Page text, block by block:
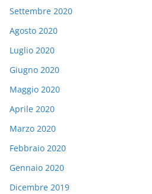
Settembre 2020
Agosto 2020
Luglio 2020
Giugno 2020
Maggio 2020
Aprile 2020
Marzo 2020
Febbraio 2020
Gennaio 2020
Dicembre 2019